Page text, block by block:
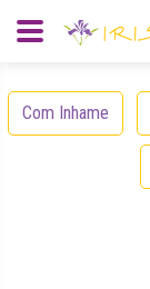
Com Inhame